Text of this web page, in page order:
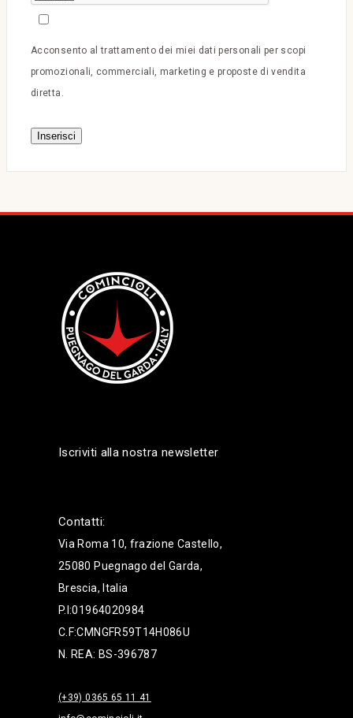
Acconsento al trattamento dei miei dati personali per scopi
promozionali, commerciali, marketing e proposte di vendita
diretta.
Inserisci
Iscriviti alla nostra newsletter
Contatti:
Via Roma 10, frazione Castello,
25080 Puegnago del Garda,
Brescia, Italia
P.I:01964020984
C.F:CMNGFR59T14H086U
N. REA: BS-396787
(+39) 0365 65 11 41